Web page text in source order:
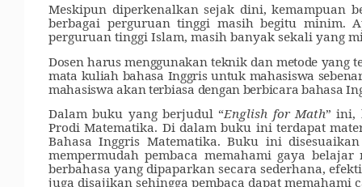
Meskipun diperkenalkan sejak dini, kemampuan
berbagai perguruan tinggi masih begitu minim.
perguruan tinggi Islam, masih banyak sekali yang
Dosen harus menggunakan teknik dan metode
mata kuliah bahasa Inggris untuk mahasiswa
mahasiswa akan terbiasa dengan berbicara bahasa
Dalam buku yang berjudul “English for Math” ini,
Prodi Matematika. Di dalam buku ini terdapat
Bahasa Inggris Matematika. Buku ini
mempermudah pembaca memahami gaya
berbahasa yang dipaparkan secara sederhana,
juga disajikan sehingga pembaca dapat